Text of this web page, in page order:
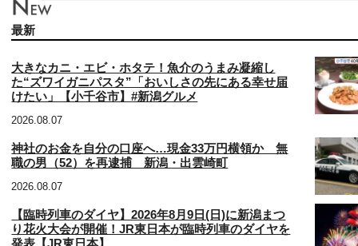
最新
大きなカニ・エビ・ホタテ！魚介のうまみ凝縮し
た“ズワイガニパスタ”「おいしさの先にある幸せ届
けたい」【小千谷市】#新潟グルメ
2026.08.07
神社のお金を自分の口座へ…現金33万円横領か 無
職の男（52）を再逮捕 新潟・出雲崎町
2026.08.07
【臨時列車のダイヤ】2026年8月9日(日)に新潟まつ
り花火大会が開催！JR東日本が臨時列車のダイヤを
発表【JR東日本】